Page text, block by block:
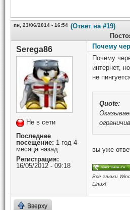
пн, 23/06/2014 - 16:54 (Ответ на #19)
Serega86
Не в сети
Последнее
посещение: 1 год 4
месяца назад
Регистрация:
16/05/2012 - 09:18
Почему
Почему
интернет,
не
Quote:
вы уже
Все глюки
Linux!
Вверху